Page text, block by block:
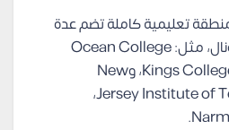
تعليمية كاملة تضم عدة
مدارس وجامعات انترناشونال، مثل: Ocean College
University، و Kings College School، وNew
Jersey Institute of Technology University،